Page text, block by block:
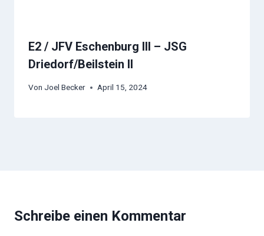
E2 / JFV Eschenburg III – JSG
Driedorf/Beilstein II
Von Joel Becker April 15, 2024
Schreibe einen Kommentar